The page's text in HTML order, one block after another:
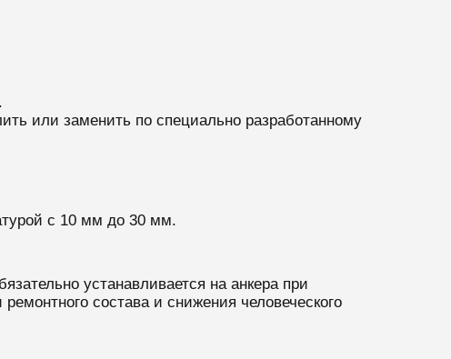
или заменить по специально разработанному
с 10 мм до 30 мм.
устанавливается на анкера при
состава и снижения человеческого